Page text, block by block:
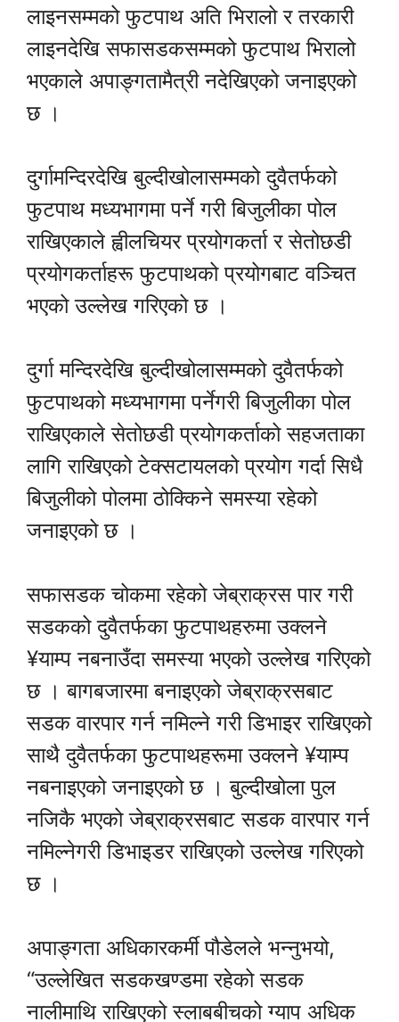
लाइनसम्मको फुटपाथ अति भिरालो र तरकारी
लाइनदेखि सफासडकसम्मको फुटपाथ भिरालो
भएकाले अपाङ्गतामैत्री नदेखिएको जनाइएको
छ ।
दुर्गामन्दिरदेखि बुल्दीखोलासम्मको दुवैतर्फको
फुटपाथ मध्यभागमा पर्ने गरी बिजुलीका पोल
राखिएकाले ह्वीलचियर प्रयोगकर्ता र सेतोछडी
प्रयोगकर्ताहरू फुटपाथको प्रयोगबाट वञ्चित
भएको उल्लेख गरिएको छ ।
दुर्गा मन्दिरदेखि बुल्दीखोलासम्मको दुवैतर्फको
फुटपाथको मध्यभागमा पर्नेगरी बिजुलीका पोल
राखिएकाले सेतोछडी प्रयोगकर्ताको सहजताका
लागि राखिएको टेक्सटायलको प्रयोग गर्दा सिधै
बिजुलीको पोलमा ठोक्किने समस्या रहेको
जनाइएको छ ।
सफासडक चोकमा रहेको जेब्राक्रस पार गरी
सडकको दुवैतर्फका फुटपाथहरुमा उक्लने
¥याम्प नबनाउँदा समस्या भएको उल्लेख गरिएको
छ । बागबजारमा बनाइएको जेब्राक्रसबाट
सडक वारपार गर्न नमिल्ने गरी डिभाइर राखिएको
साथै दुवैतर्फका फुटपाथहरूमा उक्लने ¥याम्प
नबनाइएको जनाइएको छ । बुल्दीखोला पुल
नजिकै भएको जेब्राक्रसबाट सडक वारपार गर्न
नमिल्नेगरी डिभाइडर राखिएको उल्लेख गरिएको
छ ।
अपाङ्गता अधिकारकर्मी पौडेलले भन्नुभयो,
“उल्लेखित सडकखण्डमा रहेको सडक
नालीमाथि राखिएको स्लाबबीचको ग्याप अधिक